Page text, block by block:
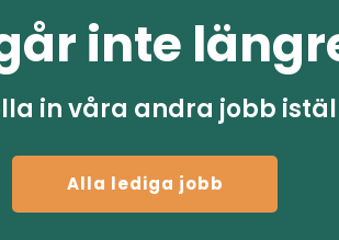
inte
in våra andra jobb
Alla lediga jobb